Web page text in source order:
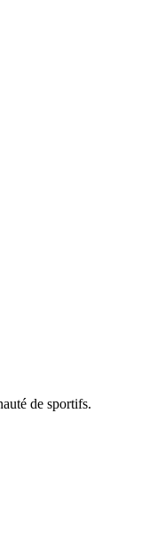
de sportifs.